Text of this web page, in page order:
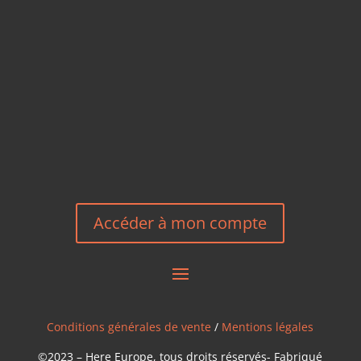
Accéder à mon compte
Conditions générales de vente / Mentions légales
©2023 – Here Europe, tous droits réservés- Fabriqué